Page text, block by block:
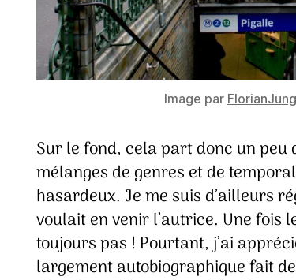
Image par FlorianJung
Sur le fond, cela part donc un peu
mélanges de genres et de
hasardeux. Je me suis d’ailleurs
voulait en venir l’autrice. Une fois
toujours pas ! Pourtant, j’ai
largement autobiographique fait